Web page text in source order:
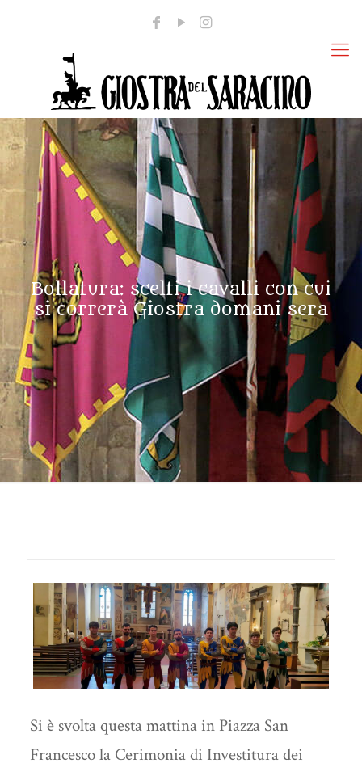
Bollatura: scelti i cavalli con cui
si correrà Giostra domani sera
Si è svolta questa mattina in Piazza San
Francesco la Cerimonia di Investitura dei